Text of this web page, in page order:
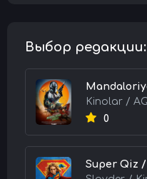
Выбор редакции:
0